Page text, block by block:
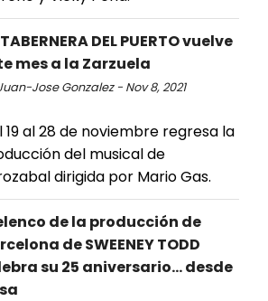
DEL PUERTO vuelve
mes a la Zarzuela
Jose Gonzalez - Nov 8, 2021
19 al 28 de noviembre regresa la
del musical de
dirigida por Mario Gas.
de la producción de
de SWEENEY TODD
su 25 aniversario... desde